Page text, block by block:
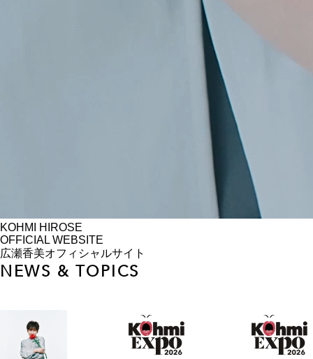
KOHMI HIROSE
OFFICIAL WEBSITE
広瀬香美オフィシャルサイト
NEWS & TOPICS